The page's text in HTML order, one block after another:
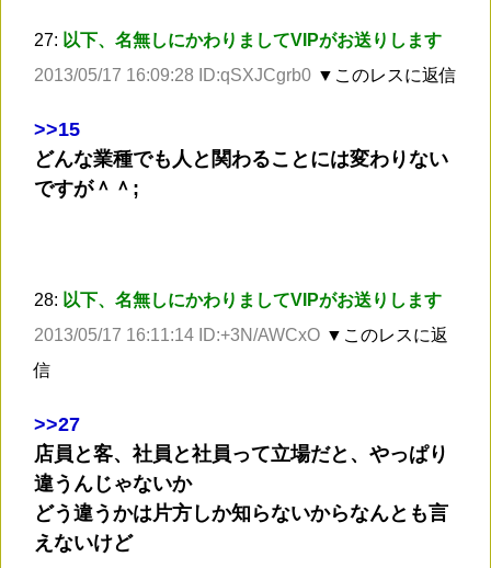
27: 以下、名無しにかわりましてVIPがお送りします
2013/05/17 16:09:28 ID:qSXJCgrb0 ▼このレスに返信
>>15
どんな業種でも人と関わることには変わりない
ですが＾＾;
28: 以下、名無しにかわりましてVIPがお送りします
2013/05/17 16:11:14 ID:+3N/AWCxO ▼このレスに返
信
>>27
店員と客、社員と社員って立場だと、やっぱり
違うんじゃないか
どう違うかは片方しか知らないからなんとも言
えないけど